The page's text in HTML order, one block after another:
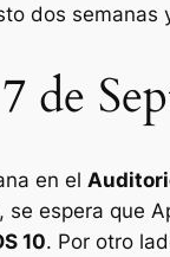
dos semanas
de
en el
espera que
10. Por otro